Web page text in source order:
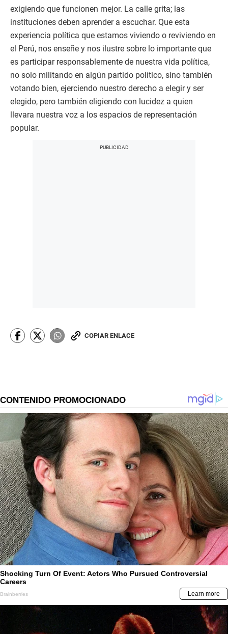
exigiendo que funcionen mejor. La calle grita; las
instituciones deben aprender a escuchar. Que esta
experiencia política que estamos viviendo o reviviendo en
el Perú, nos enseñe y nos ilustre sobre lo importante que
es participar responsablemente de nuestra vida política,
no solo militando en algún partido político, sino también
votando bien, ejerciendo nuestro derecho a elegir y ser
elegido, pero también eligiendo con lucidez a quien
llevara nuestra voz a los espacios de representación
popular.
COPIAR ENLACE